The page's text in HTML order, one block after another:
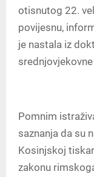
otisnutog 22.
povijesnu,
je nastala iz
Pomnim
saznanja da su
Kosinjskoj
zakonu